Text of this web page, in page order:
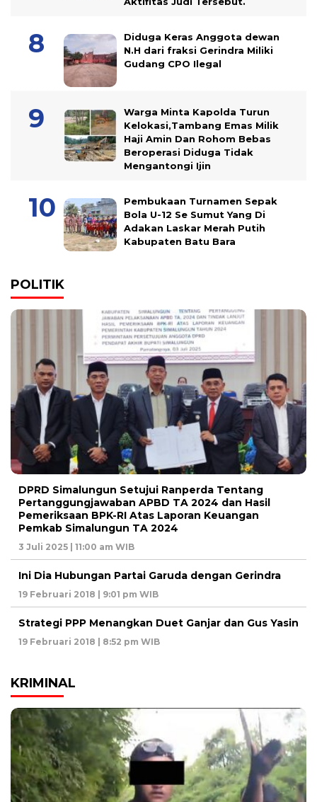
Diduga Keras Anggota dewan
N.H dari fraksi Gerindra Miliki
Gudang CPO Ilegal
Warga Minta Kapolda Turun
Kelokasi,Tambang Emas Milik
Haji Amin Dan Rohom Bebas
Beroperasi Diduga Tidak
Mengantongi Ijin
Pembukaan Turnamen Sepak
Bola U-12 Se Sumut Yang Di
Adakan Laskar Merah Putih
Kabupaten Batu Bara
POLITIK
DPRD Simalungun Setujui Ranperda Tentang
Pertanggungjawaban APBD TA 2024 dan Hasil
Pemeriksaan BPK-RI Atas Laporan Keuangan
Pemkab Simalungun TA 2024
3 Juli 2025 | 11:00 am WIB
Ini Dia Hubungan Partai Garuda dengan Gerindra
19 Februari 2018 | 9:01 pm WIB
Strategi PPP Menangkan Duet Ganjar dan Gus Yasin
19 Februari 2018 | 8:52 pm WIB
KRIMINAL